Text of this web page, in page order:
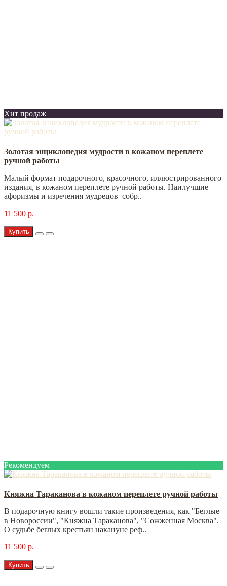
Хит продаж
Золотая энциклопедия мудрости в кожаном переплете
ручной работы
Малый формат подарочного, красочного, иллюстрированного
издания, в кожаном переплете ручной работы. Наилучшие
афоризмы и изречения мудрецов собр..
11 500 р.
Купить
Рекомендуем
Княжна Тараканова в кожаном переплете ручной работы
В подарочную книгу вошли такие произведения, как "Беглые
в Новороссии", "Княжна Тараканова", "Сожженная Москва".
О судьбе беглых крестьян накануне реф..
11 500 р.
Купить